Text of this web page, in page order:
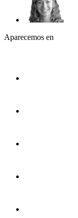
Aparecemos en